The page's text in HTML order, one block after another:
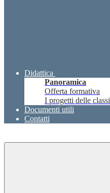
Didattica
Panoramica
Offerta formativa
I progetti delle classi
Documenti utili
Contatti